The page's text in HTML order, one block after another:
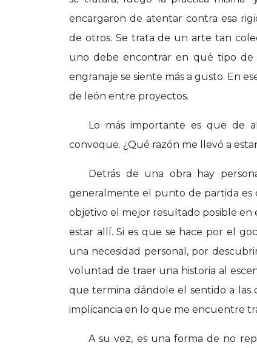
encargaron de atentar contra esa
de otros. Se trata de un arte tan
uno debe encontrar en qué tipo de
engranaje se siente más a gusto. En
de león entre proyectos.
Lo más importante es que de
convoque. ¿Qué razón me llevó a
Detrás de una obra hay
generalmente el punto de partida es
objetivo el mejor resultado posible en
estar allí. Si es que se hace por el
una necesidad personal, por
voluntad de traer una historia al
que termina dándole el sentido a las
implicancia en lo que me encuentre
A su vez, es una forma de no